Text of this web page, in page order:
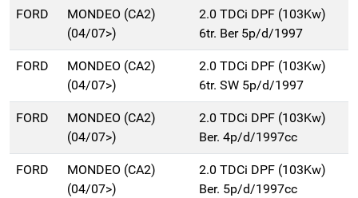
FORD
MONDEO (CA2)
(04/07>)
2.0 TDCi DPF (103Kw)
6tr. Ber 5p/d/1997
FORD
MONDEO (CA2)
(04/07>)
2.0 TDCi DPF (103Kw)
6tr. SW 5p/d/1997
FORD
MONDEO (CA2)
(04/07>)
2.0 TDCi DPF (103Kw)
Ber. 4p/d/1997cc
FORD
MONDEO (CA2)
(04/07>)
2.0 TDCi DPF (103Kw)
Ber. 5p/d/1997cc